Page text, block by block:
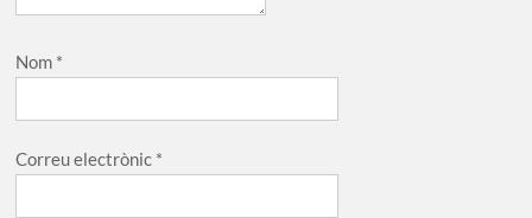
Nom *
Correu electrònic *